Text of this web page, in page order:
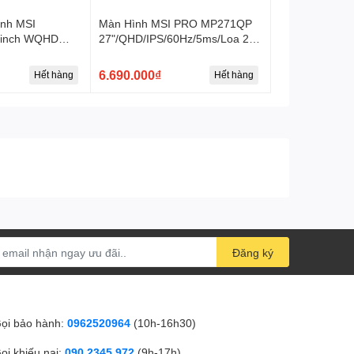
DisplayPort 1
VESA
100 x 100 mm
MSI
WQHD
Hết hàng
Màn Hình MSI PRO MP271QP
27"/QHD/IPS/60Hz/5ms/Loa 2x
6.690.000₫ Hết hàng
Đăng ký
bảo hành: 0962520964 (10h-16h30)